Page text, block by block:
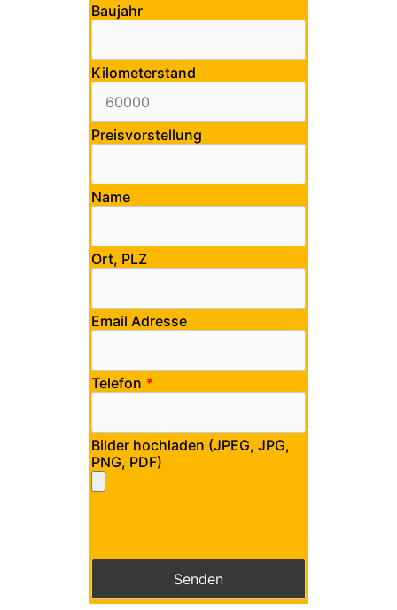
Baujahr
Kilometerstand
Preisvorstellung
Name
Ort, PLZ
Email Adresse
Telefon *
Bilder hochladen (JPEG, JPG,
PNG, PDF)
Bitte lasse dieses Feld leer.